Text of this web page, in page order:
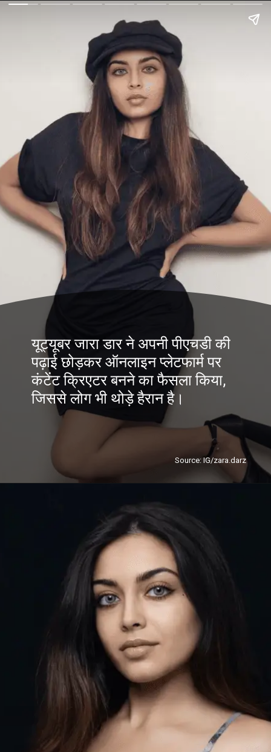
यूट्यूबर जारा डार ने अपनी पीएचडी की
पढ़ाई छोड़कर ऑनलाइन प्लेटफार्म पर
कंटेंट क्रिएटर बनने का फैसला किया,
जिससे लोग भी थोड़े हैरान है।
Source: IG/zara.darz